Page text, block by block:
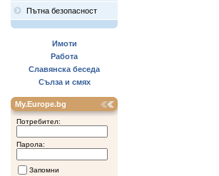
Пътна безопасност
Имоти
Работа
Славянска беседа
Сълза и смях
My.Europe.bg
Потребител:
Парола:
Запомни